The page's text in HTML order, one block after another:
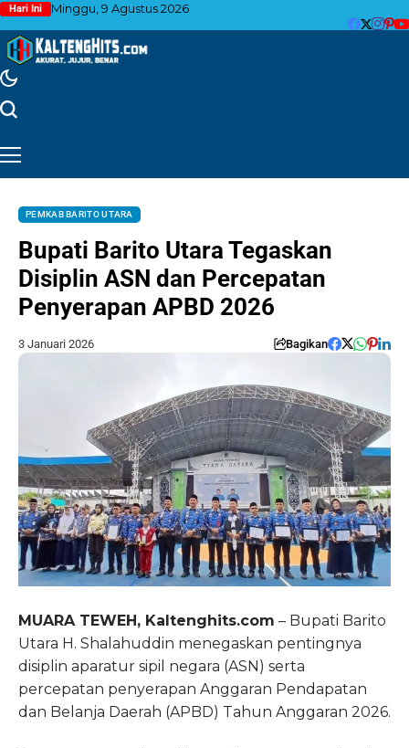
Hari Ini Minggu, 9 Agustus 2026
PEMKAB BARITO UTARA
Bupati Barito Utara Tegaskan
Disiplin ASN dan Percepatan
Penyerapan APBD 2026
3 Januari 2026 Bagikan
MUARA TEWEH, Kaltenghits.com – Bupati Barito
Utara H. Shalahuddin menegaskan pentingnya
disiplin aparatur sipil negara (ASN) serta
percepatan penyerapan Anggaran Pendapatan
dan Belanja Daerah (APBD) Tahun Anggaran 2026.